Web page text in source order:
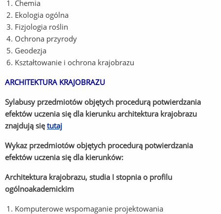
Chemia
Ekologia ogólna
Fizjologia roślin
Ochrona przyrody
Geodezja
Kształtowanie i ochrona krajobrazu
ARCHITEKTURA KRAJOBRAZU
Sylabusy przedmiotów objętych procedurą potwierdzania
efektów uczenia się dla kierunku architektura krajobrazu
znajdują siętutaj
Wykaz przedmiotów objętych procedurą potwierdzania
efektów uczenia się dla kierunków:
Architektura krajobrazu, studia I stopnia o profilu
ogólnoakademickim
Komputerowe wspomaganie projektowania